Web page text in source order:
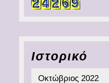
Ιστορικό
Ιστορικό